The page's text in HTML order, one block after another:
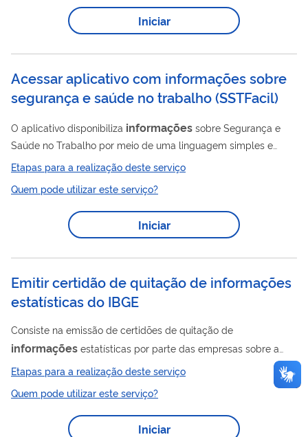
de Histórico dos Regimes, Prova de Vida, Dívida Previdenciária,
referente aos Repasses/Parcelamentos requeridos pelo Ente
seguintes...
Iniciar
Acessar aplicativo com informações sobre
segurança e saúde no trabalho(SSTFacil)
O aplicativo disponibiliza informações sobre Segurança e
Saúde no Trabalho por meio de uma linguagem simples e
acessível. O conteúdo é elaborado pela Fundação Jorge
Duprat e Figueiredo com objetivo de contribuir no fomento da
cultura de prevenção de acidentes e doenças relacionadas ao
Etapas para a realização deste serviço
Quem pode utilizar este serviço?
Iniciar
Emitir certidão de quitação de informações
estatísticas do IBGE
Consiste na emissão de certidões de quitação de
informações estatísticas por parte das empresas sobre a
sua situação com relação à prestação de
para
Etapas para a realização deste serviço
Quem pode utilizar este serviço?
Iniciar